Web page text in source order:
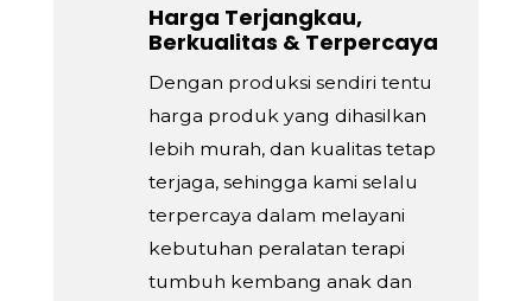
Harga Terjangkau,
Berkualitas & Terpercaya
Dengan produksi sendiri tentu
harga produk yang dihasilkan
lebih murah, dan kualitas tetap
terjaga, sehingga kami selalu
terpercaya dalam melayani
kebutuhan peralatan terapi
tumbuh kembang anak dan